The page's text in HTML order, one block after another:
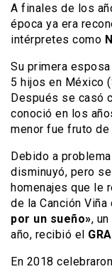
A finales de los
época ya era
intérpretes como
Su primera
5 hijos en México
Después se casó
conoció en los
menor fue fruto
Debido a
disminuyó, pero
homenajes que le
de la Canción
por un sueño»,
año, recibió el
En 2018